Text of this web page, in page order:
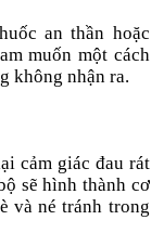
an thần hoặc
muốn một cách
không nhận ra.
cảm giác đau rát
sẽ hình thành cơ
và né tránh trong